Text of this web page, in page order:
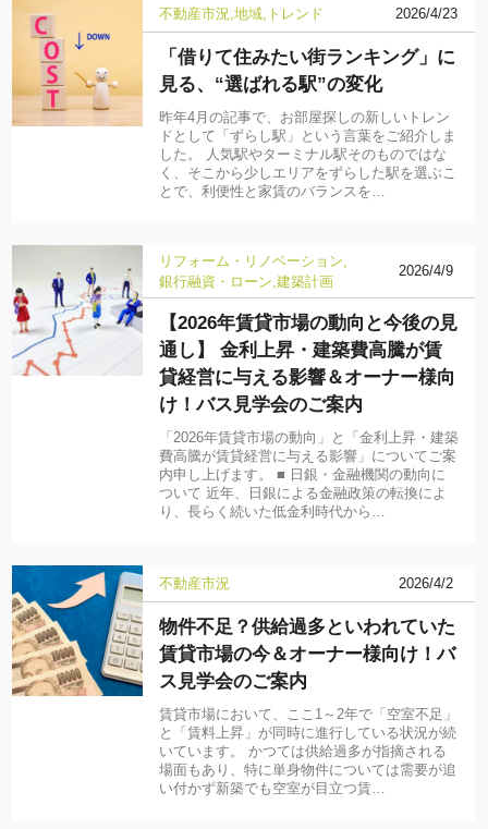
不動産市況 地域 トレンド 2026/4/23
「借りて住みたい街ランキング」に
見る、“選ばれる駅”の変化
昨年4月の記事で、お部屋探しの新しいトレン
ドとして「ずらし駅」という言葉をご紹介しま
した。 人気駅やターミナル駅そのものではな
く、そこから少しエリアをずらした駅を選ぶこ
とで、利便性と家賃のバランスを…
リフォーム・リノベーション
銀行融資・ローン 建築計画
2026/4/9
【2026年賃貸市場の動向と今後の見
通し】 金利上昇・建築費高騰が賃
貸経営に与える影響＆オーナー様向
け！バス見学会のご案内
「2026年賃貸市場の動向」と「金利上昇・建築
費高騰が賃貸経営に与える影響」についてご案
内申し上げます。 ■ 日銀・金融機関の動向に
ついて 近年、日銀による金融政策の転換によ
り、長らく続いた低金利時代から…
不動産市況 2026/4/2
物件不足？供給過多といわれていた
賃貸市場の今＆オーナー様向け！バ
ス見学会のご案内
賃貸市場において、ここ1～2年で「空室不足」
と「賃料上昇」が同時に進行している状況が続
いています。 かつては供給過多が指摘される
場面もあり、特に単身物件については需要が追
い付かず新築でも空室が目立つ賃…